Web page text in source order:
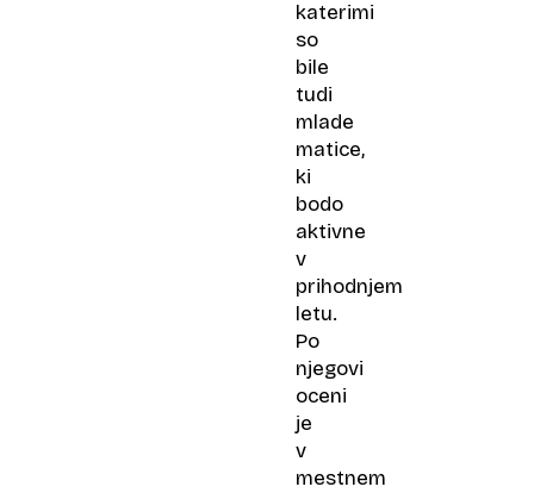
katerimi
so
bile
tudi
mlade
matice,
ki
bodo
aktivne
v
prihodnjem
letu.
Po
njegovi
oceni
je
v
mestnem